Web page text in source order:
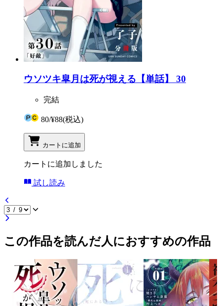
ウソツキ皐月は死が視える【単話】 30
完結
80/¥88(税込)
カートに追加
カートに追加しました
試し読み
この作品を読んだ人におすすめの作品